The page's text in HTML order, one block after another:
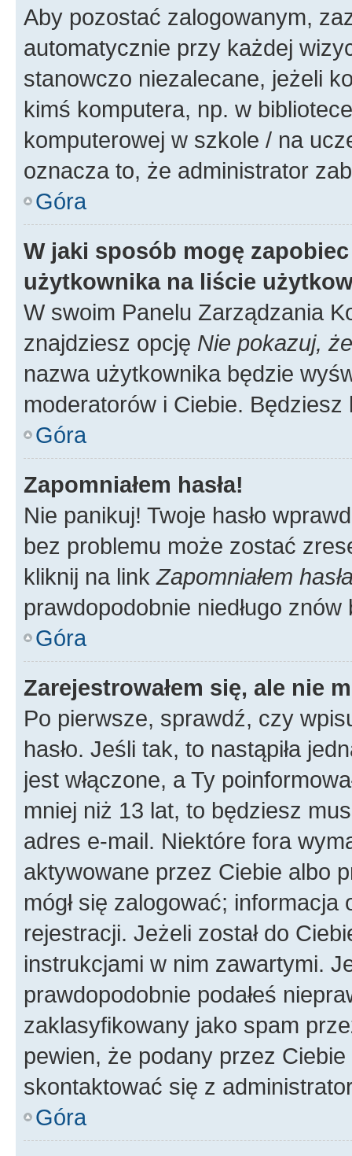
Aby pozostać zalogowanym,
automatycznie przy każdej
stanowczo niezalecane, jeżeli
kimś komputera, np. w
komputerowej w szkole / na
oznacza to, że administrator
Góra
W jaki sposób mogę
użytkownika na liście
W swoim Panelu Zarządzania
znajdziesz opcję Nie pokazuj,
nazwa użytkownika będzie
moderatorów i Ciebie.
Góra
Zapomniałem hasła!
Nie panikuj! Twoje hasło
bez problemu może zostać
kliknij na link Zapomniałem
prawdopodobnie niedługo
Góra
Zarejestrowałem się, ale nie
Po pierwsze, sprawdź, czy
hasło. Jeśli tak, to nastąpiła
jest włączone, a Ty
mniej niż 13 lat, to będziesz
adres e-mail. Niektóre fora
aktywowane przez Ciebie albo
mógł się zalogować;
rejestracji. Jeżeli został do
instrukcjami w nim zawartymi.
prawdopodobnie podałeś
zaklasyfikowany jako spam
pewien, że podany przez
skontaktować się z
Góra